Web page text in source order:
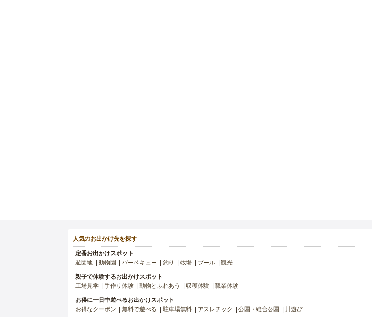
人気のお出かけ先を探す
定番お出かけスポット
遊園地
動物園 バーベキュー 釣り 牧場 プール 観光
親子で体験するお出かけスポット
工場見学
手作り体験 動物とふれあう 収穫体験 職業体験
お得に一日中遊べるお出かけスポット
お得なクーポン
無料で遊べる 駐車場無料 アスレチック 公園・総合公園 川遊び